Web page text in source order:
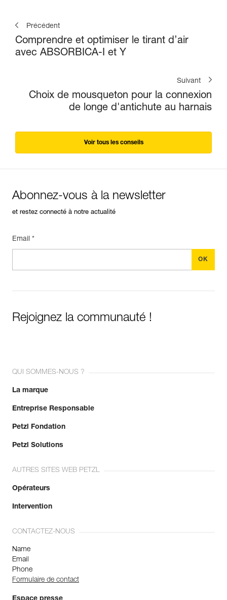
Précédent
Comprendre et optimiser le tirant d’air
avec ABSORBICA-I et Y
Suivant
Choix de mousqueton pour la connexion
de longe d'antichute au harnais
Voir tous les conseils
Abonnez-vous à la newsletter
et restez connecté à notre actualité
Email *
Rejoignez la communauté !
QUI SOMMES-NOUS ?
La marque
Entreprise Responsable
Petzl Fondation
Petzl Solutions
AUTRES SITES WEB PETZL
Opérateurs
Intervention
CONTACTEZ-NOUS
Name
Email
Phone
Formulaire de contact